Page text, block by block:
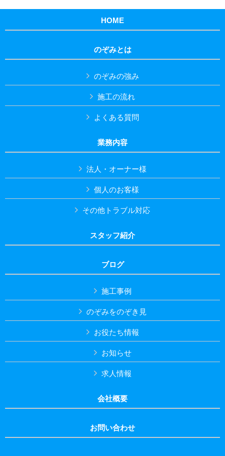
HOME
のぞみとは
のぞみの強み
施工の流れ
よくある質問
業務内容
法人・オーナー様
個人のお客様
その他トラブル対応
スタッフ紹介
ブログ
施工事例
のぞみをのぞき見
お役たち情報
お知らせ
求人情報
会社概要
お問い合わせ